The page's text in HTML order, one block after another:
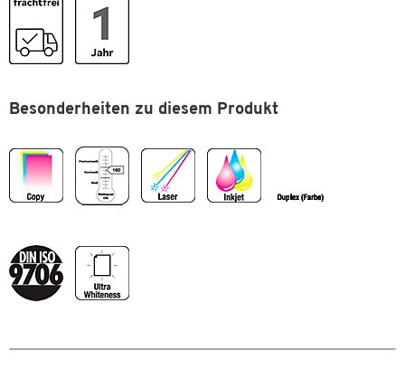
Grammatur: 220 g/m²
Volumen: 1 cm³/g
Weißegrad: CIE 160 reinweiß
Opazität: 99%
Zertifikate: ISO 9001, ISO 9706, EN 12281, ISO 14001, OHSAS
18001, EU-Blume, ECF, FSC
VE
Weißegrad
ISO 14001, OHSAS 18001, EU-
Maße
Format (DIN) A4
Besonderheiten zu diesem Produkt